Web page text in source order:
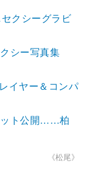
クシーグラビ
シー写真集
イヤー＆コンパ
ット公開……柏
《松尾》